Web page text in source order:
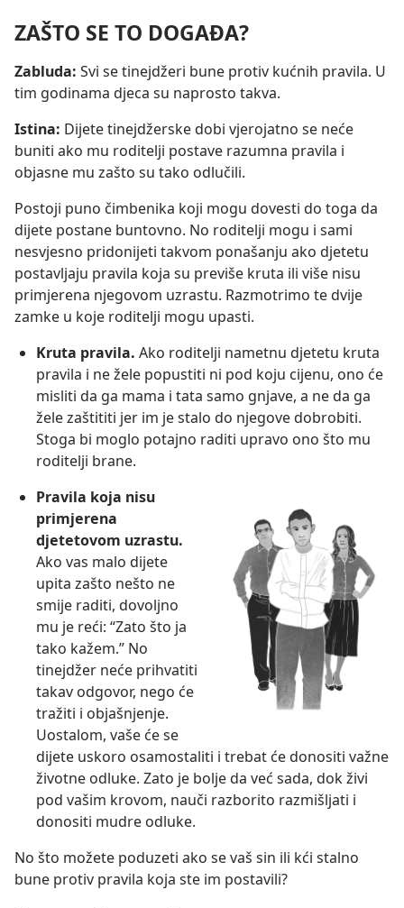
ZAŠTO SE TO DOGAĐA?
Zabluda: Svi se tinejdžeri bune protiv kućnih pravila. U
tim godinama djeca su naprosto takva.
Istina: Dijete tinejdžerske dobi vjerojatno se neće
buniti ako mu roditelji postave razumna pravila i
objasne mu zašto su tako odlučili.
Postoji puno čimbenika koji mogu dovesti do toga da
dijete postane buntovno. No roditelji mogu i sami
nesvjesno pridonijeti takvom ponašanju ako djetetu
postavljaju pravila koja su previše kruta ili više nisu
primjerena njegovom uzrastu. Razmotrimo te dvije
zamke u koje roditelji mogu upasti.
Kruta pravila. Ako roditelji nametnu djetetu kruta
pravila i ne žele popustiti ni pod koju cijenu, ono će
misliti da ga mama i tata samo gnjave, a ne da ga
žele zaštititi jer im je stalo do njegove dobrobiti.
Stoga bi moglo potajno raditi upravo ono što mu
roditelji brane.
Pravila koja nisu
primjerena
djetetovom uzrastu.
Ako vas malo dijete
upita zašto nešto ne
smije raditi, dovoljno
mu je reći: “Zato što ja
tako kažem.” No
tinejdžer neće prihvatiti
takav odgovor, nego će
tražiti i objašnjenje.
Uostalom, vaše će se
dijete uskoro osamostaliti i trebat će donositi važne
životne odluke. Zato je bolje da već sada, dok živi
pod vašim krovom, nauči razborito razmišljati i
donositi mudre odluke.
No što možete poduzeti ako se vaš sin ili kći stalno
bune protiv pravila koja ste im postavili?